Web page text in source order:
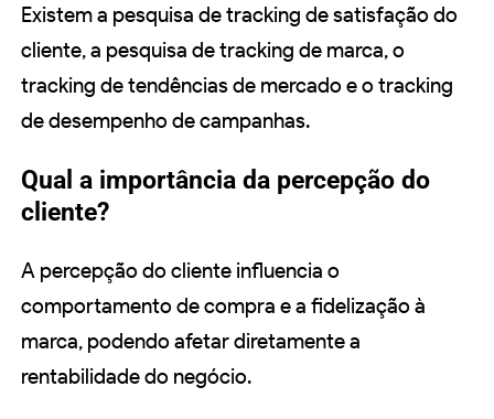
Existem a pesquisa de tracking de satisfação do
cliente, a pesquisa de tracking de marca, o
tracking de tendências de mercado e o tracking
de desempenho de campanhas.
Qual a importância da percepção do
cliente?
A percepção do cliente influencia o
comportamento de compra e a fidelização à
marca, podendo afetar diretamente a
rentabilidade do negócio.